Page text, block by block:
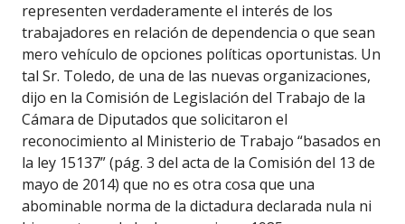
representen verdaderamente el interés de los
trabajadores en relación de dependencia o que sean
mero vehículo de opciones políticas oportunistas. Un
tal Sr. Toledo, de una de las nuevas organizaciones,
dijo en la Comisión de Legislación del Trabajo de la
Cámara de Diputados que solicitaron el
reconocimiento al Ministerio de Trabajo “basados en
la ley 15137” (pág. 3 del acta de la Comisión del 13 de
mayo de 2014) que no es otra cosa que una
abominable norma de la dictadura declarada nula ni